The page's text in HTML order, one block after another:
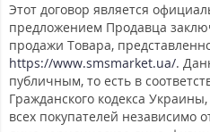
Этот договор является
предложением Продавца
продажи Товара,
https://www.smsmarket.ua/.
публичным, то есть в
Гражданского кодекса
всех покупателей независимо